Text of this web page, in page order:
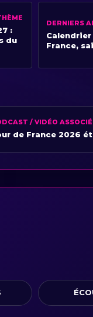
:
du
DERNIERS
France,
/ VIDÉO ASSOCIÉ
de France 2026